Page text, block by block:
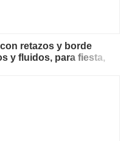
retazos y borde
y fluidos, para fiesta,